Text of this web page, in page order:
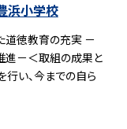
浜小学校
道徳教育の充実 －
進－＜取組の成果と
行い、今までの自ら